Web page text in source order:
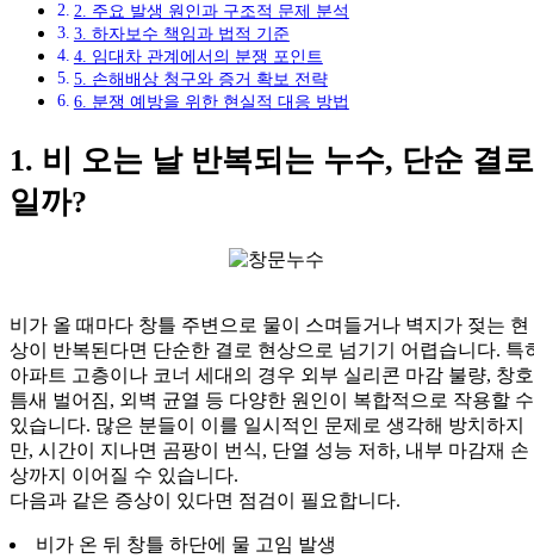
2. 주요 발생 원인과 구조적 문제 분석
3. 하자보수 책임과 법적 기준
4. 임대차 관계에서의 분쟁 포인트
5. 손해배상 청구와 증거 확보 전략
6. 분쟁 예방을 위한 현실적 대응 방법
1. 비 오는 날 반복되는 누수, 단순 결로
일까?
비가 올 때마다 창틀 주변으로 물이 스며들거나 벽지가 젖는 현
상이 반복된다면 단순한 결로 현상으로 넘기기 어렵습니다. 특
아파트 고층이나 코너 세대의 경우 외부 실리콘 마감 불량, 창호
틈새 벌어짐, 외벽 균열 등 다양한 원인이 복합적으로 작용할 수
있습니다. 많은 분들이 이를 일시적인 문제로 생각해 방치하지
만, 시간이 지나면 곰팡이 번식, 단열 성능 저하, 내부 마감재 손
상까지 이어질 수 있습니다.
다음과 같은 증상이 있다면 점검이 필요합니다.
비가 온 뒤 창틀 하단에 물 고임 발생